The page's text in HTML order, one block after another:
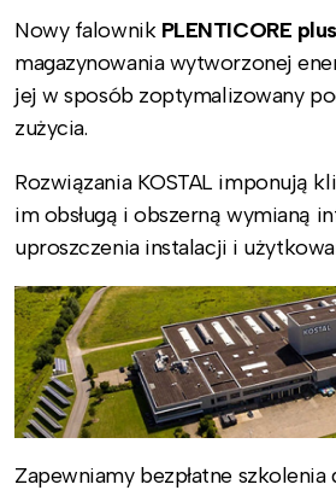
Nowy falownik PLENTICORE plus
magazynowania wytworzonej
jej w sposób zoptymalizowany
zużycia.
Rozwiązania KOSTAL imponują
im obsługą i obszerną wymianą
uproszczenia instalacji i
Zapewniamy bezpłatne